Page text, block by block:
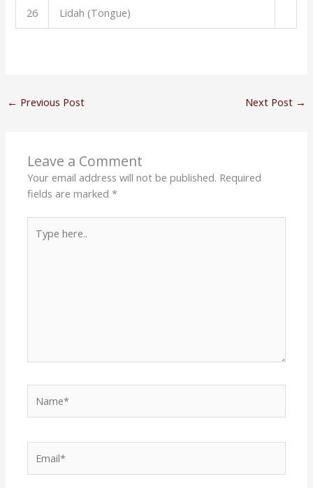
26 Lidah (Tongue)
← Previous Post Next Post →
Leave a Comment
Your email address will not be published. Required
fields are marked*
here..